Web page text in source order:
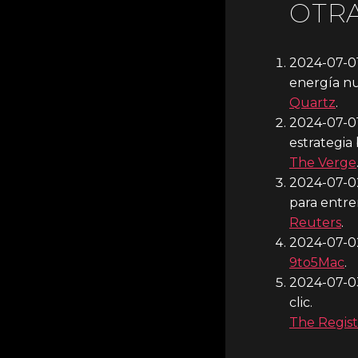
2024-07-
energía
Quartz.
2024-07-
estrategia
The Verge.
2024-07-
para
Reuters.
2024-07-
9to5Mac.
2024-07-
clic.
The